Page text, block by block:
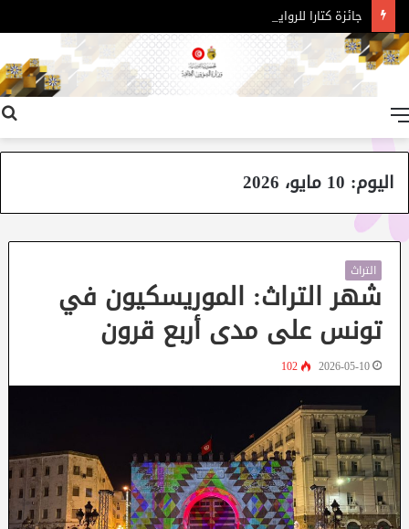
جائزة كتارا للرواية العربية – الدورة 11
اليوم: 10 مايو، 2026
التراث
شهر التراث: الموريسكيون في
تونس على مدى أربع قرون
2026-05-10
102